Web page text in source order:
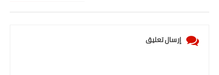
إرسال تعليق